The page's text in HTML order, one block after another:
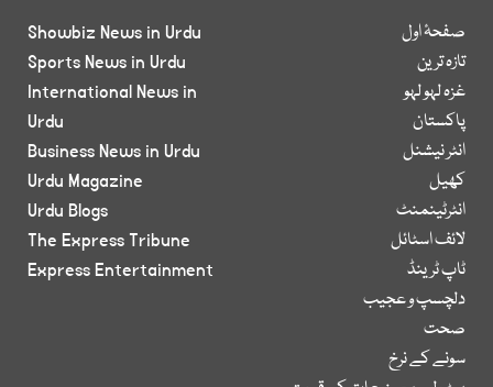
صفحۂ اول
تازہ ترین
غزہ لہو لہو
پاکستان
انٹر نیشنل
کھیل
انٹرٹینمنٹ
لائف اسٹائل
ٹاپ ٹرینڈ
دلچسپ و عجیب
صحت
سونے کے نرخ
Showbiz News in Urdu
Sports News in Urdu
International News in
Urdu
Business News in Urdu
Urdu Magazine
Urdu Blogs
The Express Tribune
Express Entertainment